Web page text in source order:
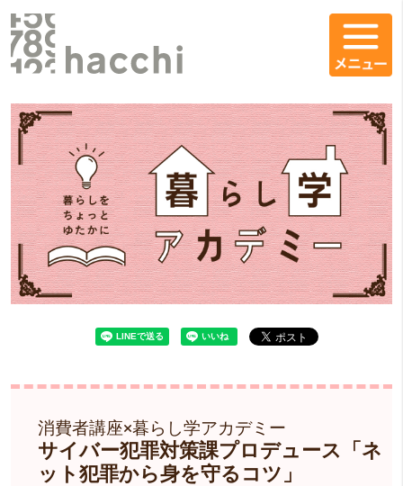
コンテンツエリア
暮らし学アカデミーをシェア
消費者講座×暮らし学アカデミー
サイバー犯罪対策課プロデュース「ネ
ット犯罪から身を守るコツ」